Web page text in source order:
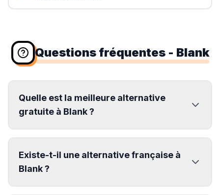
Questions fréquentes - Blank
Quelle est la meilleure alternative
gratuite à Blank ?
Existe-t-il une alternative française à
Blank ?